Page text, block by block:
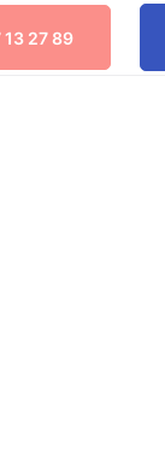
27 89
Comparer les